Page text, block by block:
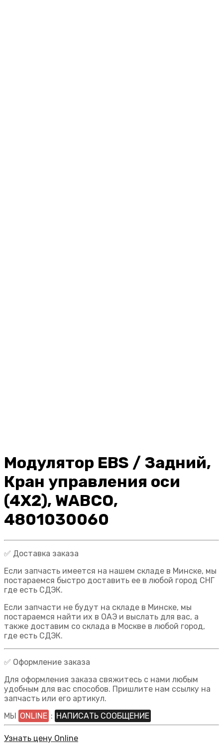
Модулятор EBS / Задний,
Кран управления оси
(4X2), WABCO,
4801030060
✅ Доставка заказа
Если запчасть имеется на нашем складе в Минске, мы
постараемся быстро доставить ее в любой город СНГ
где есть СДЭК.
Если запчасти не будут на складе в Минске, мы
постараемся найти их в ОАЭ и выслать для вас, а
также доставим со склада в Москве в любой город,
где есть СДЭК.
✅ Оформление заказа
Для оформления заказа свяжитесь с нами любым
удобным для вас способов. Пришлите нам ссылку на
запчасть или его артикул.
МЫ ONLINE : НАПИСАТЬ СООБЩЕНИЕ
Узнать цену Online